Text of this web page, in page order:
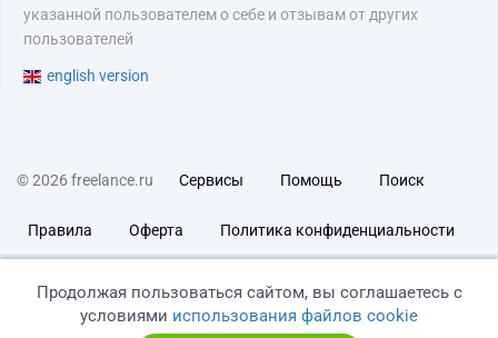
указанной пользователем о себе и отзывам от других
пользователей
english version
© 2026 freelance.ru Сервисы Помощь Поиск
Правила Оферта Политика конфиденциальности
Продолжая пользоваться сайтом, вы соглашаетесь с
условиями использования файлов cookie